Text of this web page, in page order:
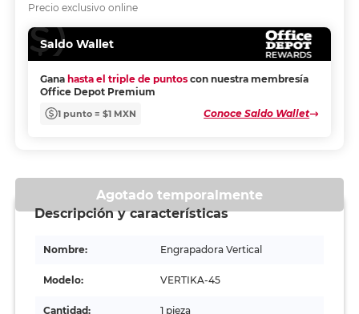
Precio exclusivo online
Saldo Wallet
Gana hasta el triple de puntos con nuestra membresía
Office Depot Premium
1 punto = $1 MXN Conoce Saldo Wallet
Agotado temporalmente
Descripción y características
Nombre: Engrapadora Vertical
Modelo: VERTIKA-45
Cantidad: 1 pieza